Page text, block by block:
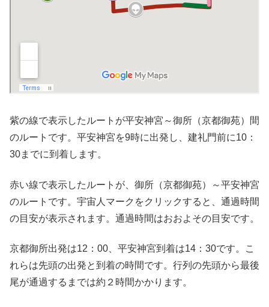
紫の線で表示したルートが平安神宮～御所（京都御苑）間
のルートです。平安神宮を9時に出発し、建礼門前に10：
30までに到着します。
赤い線で表示したルートが、御所（京都御苑）～平安神宮
のルートです。宇宙人マークをクリックすると、通過時間
の目安が表示されます。通過時間はおおよその目安です。
京都御所出発は12：00、平安神宮到着は14：30です。こ
れらは先頭の出発と到着の時間です。行列の先頭から最後
尾が通過するまでは約２時間かかります。